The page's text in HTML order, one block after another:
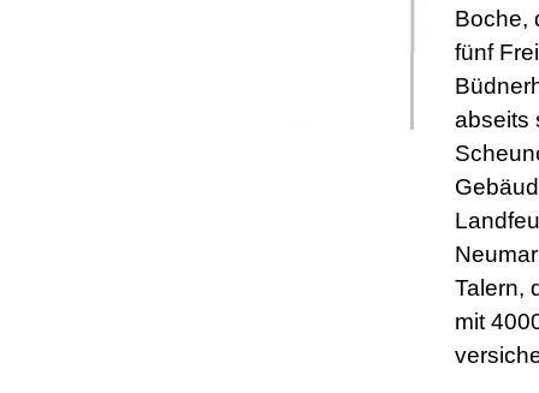
Boche,
fünf
abseits
Talern,
mit